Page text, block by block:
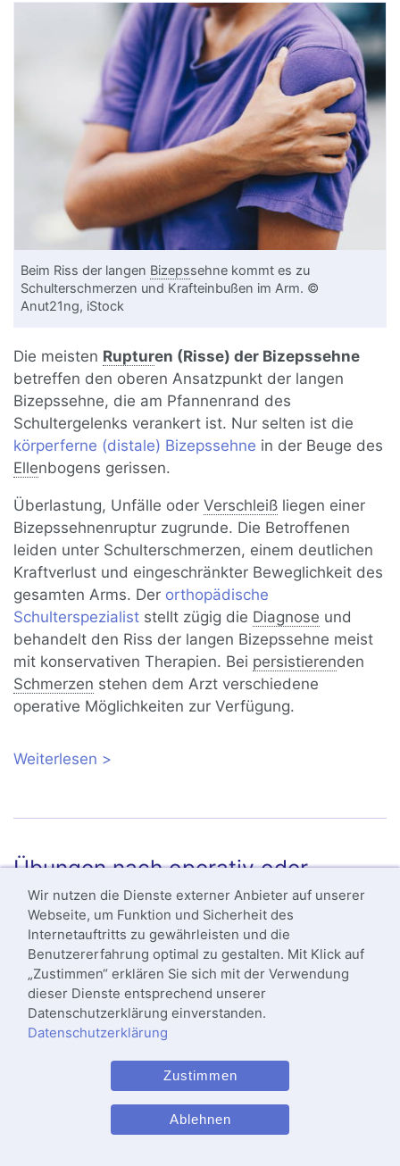
Beim Riss der langen Bizepssehne kommt es zu
Schulterschmerzen und Krafteinbußen im Arm. ©
Anut21ng, iStock
Die meisten Rupturen (Risse) der Bizepssehne
betreffen den oberen Ansatzpunkt der langen
Bizepssehne, die am Pfannenrand des
Schultergelenks verankert ist. Nur selten ist die
körperferne (distale) Bizepssehne in der Beuge des
Ellenbogens gerissen.
Überlastung, Unfälle oderVerschleiß liegen einer
Bizepssehnenruptur zugrunde. Die Betroffenen
leiden unter Schulterschmerzen, einem deutlichen
Kraftverlust und eingeschränkter Beweglichkeit des
gesamten Arms. Der orthopädische
Schulterspezialist stellt zügig die Diagnose und
behandelt den Riss der langen Bizepssehne meist
mit konservativen Therapien. Bei persistierenden
Schmerzen stehen dem Arzt verschiedene
operative Möglichkeiten zur Verfügung.
Weiterlesen über Riss der langen Bizepssehne:
Übungen nach operativ oder
konservativ behandelter
Humeruskopffraktur
Wir nutzen die Dienste externer Anbieter auf unserer
Webseite, um Funktion und Sicherheit des
Internetauftritts zu gewährleisten und die
Benutzererfahrung optimal zu gestalten. Mit Klick auf
„Zustimmen“ erklären Sie sich mit der Verwendung
dieser Dienste entsprechend unserer
Datenschutzerklärung einverstanden.
Datenschutzerklärung
Zustimmen
Ablehnen